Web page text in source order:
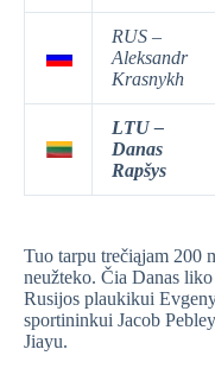
RUS –
Aleksandr
Krasnykh
LTU –
Danas
Rapšys
Tuo tarpu trečiąjam 200
neužteko. Čia Danas
Rusijos plaukikui
sportininkui Jacob
Jiayu.